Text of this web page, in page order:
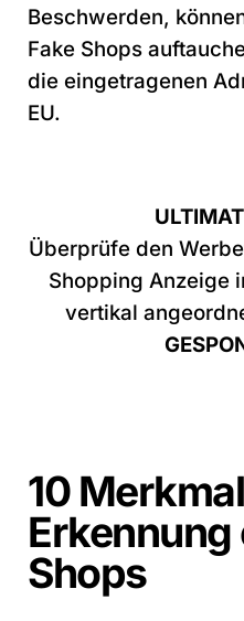
Beschwerden,
Fake Shops
die eingetragenen
EU.
Überprüfe den
Shopping Anzeige
vertikal
10
Erkennung
Shops